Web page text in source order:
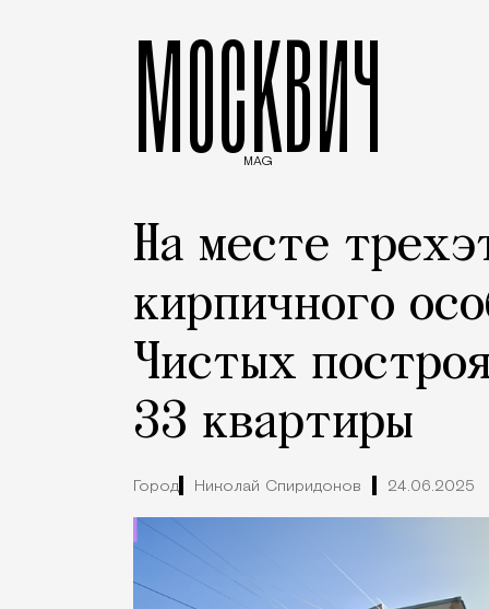
МОСКВИЧ
MAG
На месте
кирпичного
Чистых
33 квартиры
Город Николай Спиридонов 24.06.2025